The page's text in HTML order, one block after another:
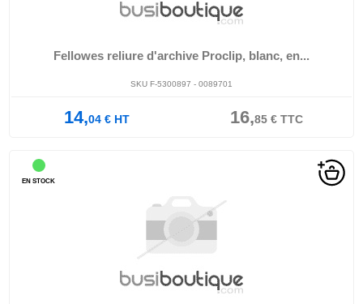
Fellowes reliure d'archive Proclip, blanc, en...
SKU F-5300897 - 0089701
14,04€HT 16,85€TTC
EN STOCK